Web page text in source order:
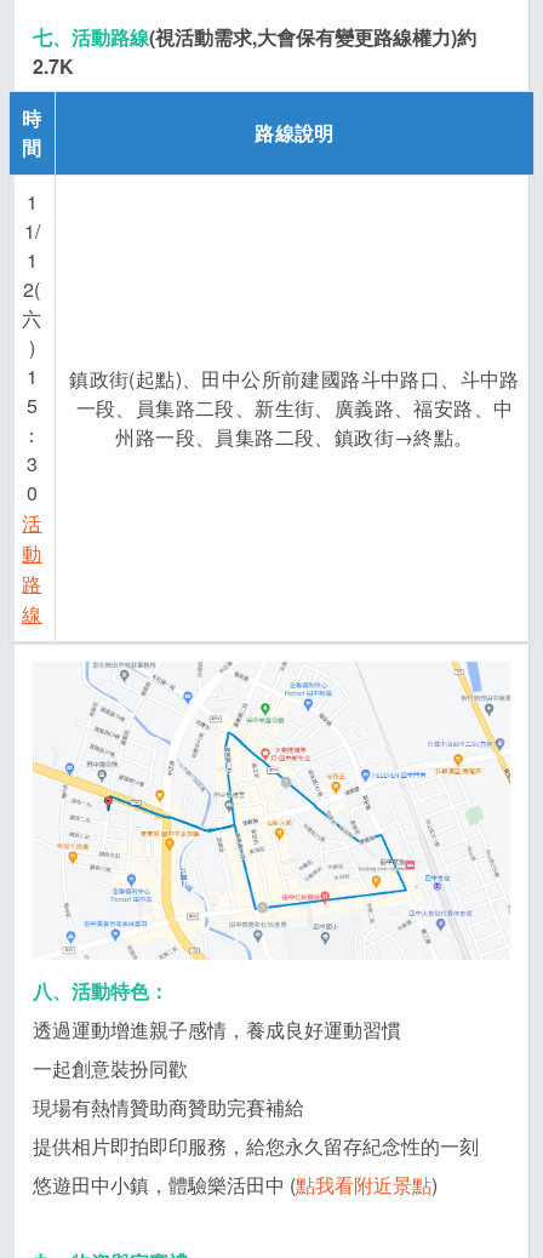
七、活動路線(視活動需求,大會保有變更路線權力)約
2.7K
時
間
路線說明
1
1/
1
2(
六
)
1
5
：
3
0
活
動
路
線
鎮政街(起點)、田中公所前建國路斗中路口、斗中路
一段、員集路二段、新生街、廣義路、福安路、中
州路一段、員集路二段、鎮政街→終點。
八、活動特色：
透過運動增進親子感情，養成良好運動習慣
一起創意裝扮同歡
現場有熱情贊助商贊助完賽補給
提供相片即拍即印服務，給您永久留存紀念性的一刻
悠遊田中小鎮，體驗樂活田中 (點我看附近景點)